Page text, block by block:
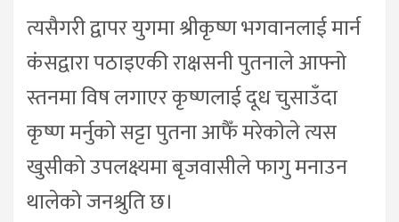
त्यसैगरी द्वापर युगमा श्रीकृष्ण भगवानलाई मार्न
कंसद्वारा पठाइएकी राक्षसनी पुतनाले आफ्नो
स्तनमा विष लगाएर कृष्णलाई दूध चुसाउँदा
कृष्ण मर्नुको सट्टा पुतना आफैँ मरेकोले त्यस
खुसीको उपलक्ष्यमा बृजवासीले फागु मनाउन
थालेको जनश्रुति छ।